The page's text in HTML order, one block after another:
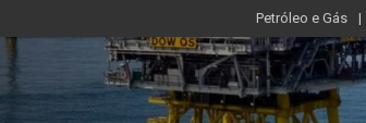
Petróleo e Gás